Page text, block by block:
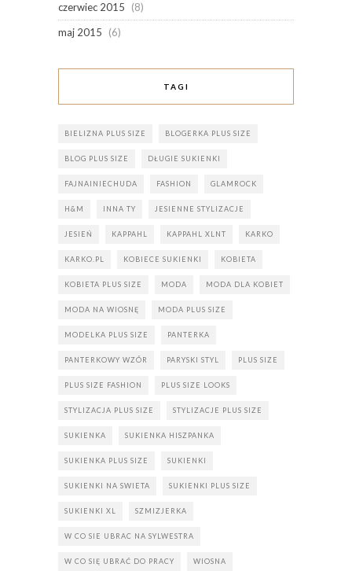
czerwiec 2015
(8)
maj 2015
(6)
TAGI
BIELIZNA PLUS SIZE BLOGERKA PLUS SIZE
BLOG PLUS SIZE DŁUGIE SUKIENKI
FAJNAINIECHUDA FASHION GLAMROCK
H&M INNA TY JESIENNE STYLIZACJE
JESIEŃ KAPPAHL KAPPAHL XLNT KARKO
KARKO.PL KOBIECE SUKIENKI KOBIETA
KOBIETA PLUS SIZE MODA MODA DLA KOBIET
MODA NA WIOSNĘ MODA PLUS SIZE
MODELKA PLUS SIZE PANTERKA
PANTERKOWY WZÓR PARYSKI STYL PLUS SIZE
PLUS SIZE FASHION PLUS SIZE LOOKS
STYLIZACJA PLUS SIZE STYLIZACJE PLUS SIZE
SUKIENKA SUKIENKA HISZPANKA
SUKIENKA PLUS SIZE SUKIENKI
SUKIENKI NA SWIETA SUKIENKI PLUS SIZE
SUKIENKI XL SZMIZJERKA
W CO SIE UBRAC NA SYLWESTRA
W CO SIĘ UBRAĆ DO PRACY WIOSNA